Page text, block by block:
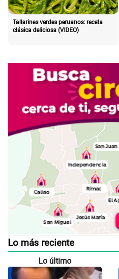
Tallarines verdes peruanos: receta
clásica deliciosa (VIDEO)
Lo más reciente
Lo último